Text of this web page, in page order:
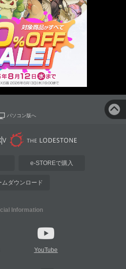
パソコン版へ
e-STOREで購入
ムダウンロード
Information
YouTube